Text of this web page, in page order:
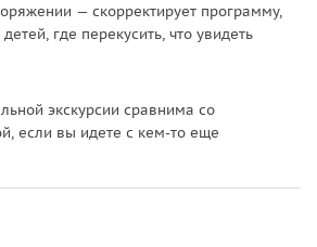
— скорректирует программу,
где перекусить, что увидеть
экскурсии сравнима со
если вы идете с кем-то еще